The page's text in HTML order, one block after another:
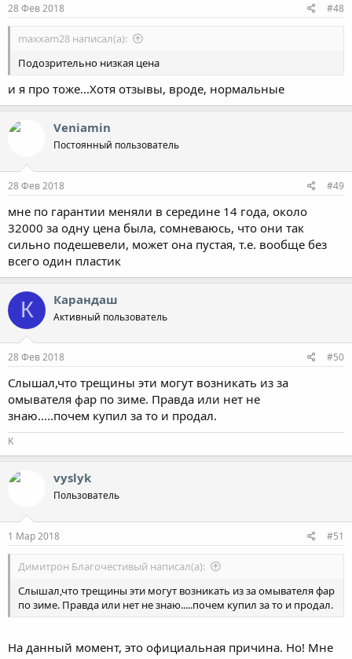
28 Фев 2018 #48
maxxam28 написал(а):
Подозрительно низкая цена
и я про тоже...Хотя отзывы, вроде, нормальные
Veniamin
Постоянный пользователь
28 Фев 2018 #49
мне по гарантии меняли в середине 14 года, около
32000 за одну цена была, сомневаюсь, что они так
сильно подешевели, может она пустая, т.е. вообще без
всего один пластик
К Карандаш
Активный пользователь
28 Фев 2018 #50
Слышал,что трещины эти могут возникать из за
омывателя фар по зиме. Правда или нет не
знаю.....почем купил за то и продал.
K
vyslyk
Пользователь
1 Мар 2018 #51
Димитрон Благочестивый написал(а):
Слышал,что трещины эти могут возникать из за омывателя фар
по зиме. Правда или нет не знаю.....почем купил за то и продал.
На данный момент, это официальная причина. Но! Мне